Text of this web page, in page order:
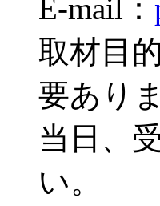
E-mail：
取材目
要あり
当日、
い。